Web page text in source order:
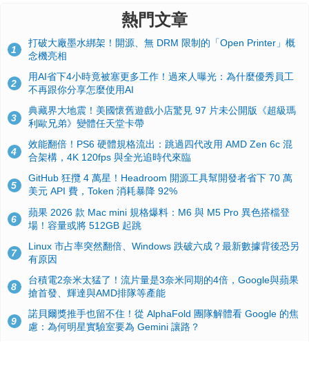
熱門文章
1
打破大廠墨水綁架！開源、無 DRM 限制的「Open Printer」概
念機亮相
2
用AI省下4小時竟被塞更多工作！過來人曝光：為什麼優秀員工
不再跟你分享怎麼使用AI
3
典藏界大地震！美國懷舊遊戲小店驚見 97 片未公開版《超級瑪
利歐兄弟》變體任天堂卡帶
4
效能翻倍！PS6 硬體規格流出：跳過四代改用 AMD Zen 6c 混
合架構，4K 120fps 與全光追時代來臨
5
GitHub 狂攬 4 萬星！Headroom 開源工具幫開發者省下 70 萬
美元 API 費，Token 消耗暴降 92%
6
蘋果 2026 款 Mac mini 規格爆料：M6 與 M5 Pro 異色搭檔登
場！容量或將 512GB 起跳
7
Linux 市占率突然翻倍、Windows 跌破六成？最新數據背後恐另
有原因
8
台積電2奈米太猛了！流片量是3奈米同期的4倍，Google與蘋果
搶首發、輝達與AMD排隊等產能
9
諾貝爾獎推手也留不住！從 AlphaFold 團隊解體看 Google 的焦
慮：為何明星實驗室要為 Gemini 讓路？